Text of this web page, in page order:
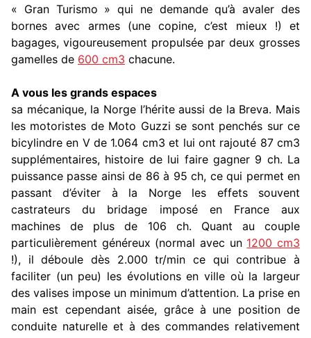
« Gran Turismo » qui ne demande qu’à avaler des
bornes avec armes (une copine, c’est mieux !) et
bagages, vigoureusement propulsée par deux grosses
gamelles de 600 cm3 chacune.
A vous les grands espaces
sa mécanique, la Norge l’hérite aussi de la Breva. Mais
les motoristes de Moto Guzzi se sont penchés sur ce
bicylindre en V de 1.064 cm3 et lui ont rajouté 87 cm3
supplémentaires, histoire de lui faire gagner 9 ch. La
puissance passe ainsi de 86 à 95 ch, ce qui permet en
passant d’éviter à la Norge les effets souvent
castrateurs du bridage imposé en France aux
machines de plus de 106 ch. Quant au couple
particulièrement généreux (normal avec un 1200 cm3
!), il déboule dès 2.000 tr/min ce qui contribue à
faciliter (un peu) les évolutions en ville où la largeur
des valises impose un minimum d’attention. La prise en
main est cependant aisée, grâce à une position de
conduite naturelle et à des commandes relativement